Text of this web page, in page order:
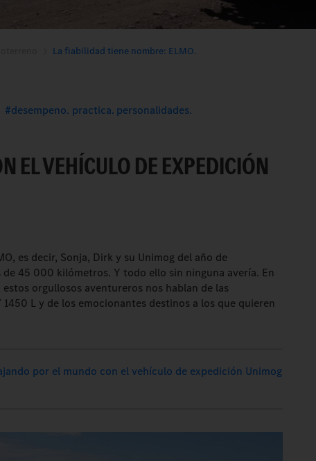
La fiabilidad tiene nombre: ELMO.
desempeno. practica. personalidades.
EL VEHÍCULO DE EXPEDICIÓN
es decir, Sonja, Dirk y su Unimog del año de
45 000 kilómetros. Y todo ello sin ninguna avería. En
orgullosos aventureros nos hablan de las
L y de los emocionantes destinos a los que quieren
por el mundo con el vehículo de expedición Unimog